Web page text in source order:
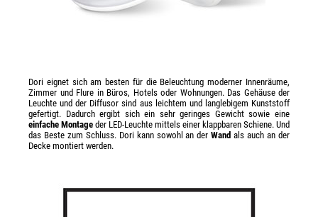
Dori eignet sich am besten für die Beleuchtung moderner Innenräume,
Zimmer und Flure in Büros, Hotels oder Wohnungen. Das Gehäuse der
Leuchte und der Diffusor sind aus leichtem und langlebigem Kunststoff
gefertigt. Dadurch ergibt sich ein sehr geringes Gewicht sowie eine
einfache Montage der LED-Leuchte mittels einer klappbaren Schiene. Und
das Beste zum Schluss. Dori kann sowohl an derWand als auch an der
Decke montiert werden.